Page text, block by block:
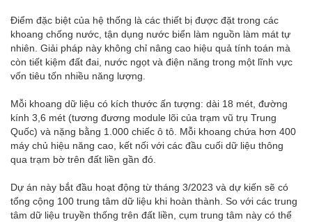
Điểm đặc biệt của hệ thống là các thiết bị được đặt trong các
khoang chống nước, tận dụng nước biển làm nguồn làm mát tự
nhiên. Giải pháp này không chỉ nâng cao hiệu quả tính toán mà
còn tiết kiệm đất đai, nước ngọt và điện năng trong một lĩnh vực
vốn tiêu tốn nhiều năng lượng.
Mỗi khoang dữ liệu có kích thước ấn tượng: dài 18 mét, đường
kính 3,6 mét (tương đương module lõi của trạm vũ trụ Trung
Quốc) và nặng bằng 1.000 chiếc ô tô. Mỗi khoang chứa hơn 400
máy chủ hiệu năng cao, kết nối với các đầu cuối dữ liệu thông
qua trạm bờ trên đất liền gần đó.
Dự án này bắt đầu hoạt động từ tháng 3/2023 và dự kiến sẽ có
tổng cộng 100 trung tâm dữ liệu khi hoàn thành. So với các trung
tâm dữ liệu truyền thống trên đất liền, cụm trung tâm này có thể